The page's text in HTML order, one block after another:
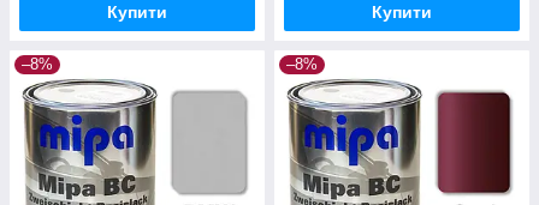
Купити Купити
–8% –8%